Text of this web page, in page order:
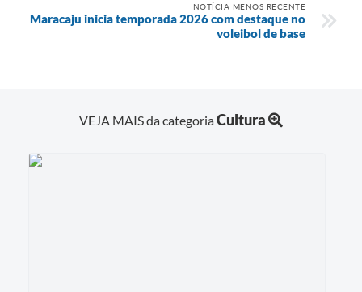
NOTÍCIA MENOS RECENTE
Maracaju inicia temporada 2026 com destaque no
voleibol de base
VEJA MAIS da categoriaCultura